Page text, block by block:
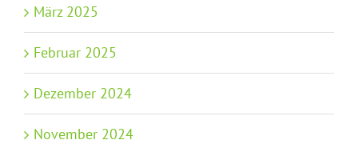
März 2025
Februar 2025
Dezember 2024
November 2024